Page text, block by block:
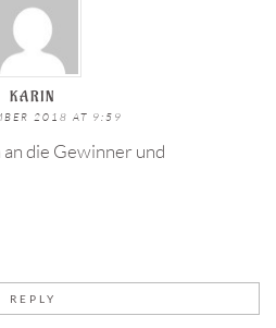
KARIN
2018 AT 9:59
die Gewinner und
REPLY